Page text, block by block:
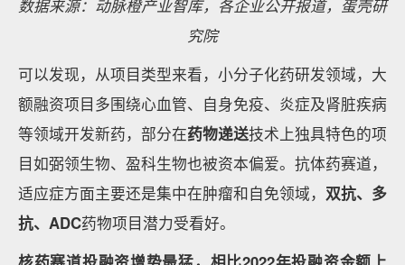
2022、2023年创新药各细分领域投融资情况对比（单
位：万元）
数据来源：动脉橙产业智库，蛋壳研究院
小分子化药与抗体药物研发是创新药领域中发展相较成
熟的赛道，行业对于相关赛道认识了解较为充分，市场
空间也足够大，诸多项目管线也已经步入临床中后期。